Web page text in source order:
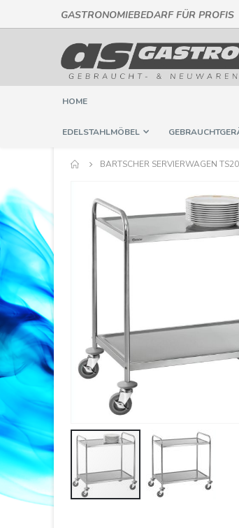
GASTRONOMIEBEDARF FÜR PROFIS
HOME
EDELSTAHLMÖBEL
BARTSCHER SERVIERWAGEN